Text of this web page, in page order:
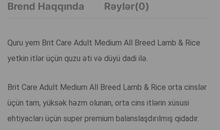
Brend Haqqında
Rəylər(0)
Quru yem Brit Care Adult Medium All Breed Lamb & Rice
yetkin itlər üçün quzu əti və düyü dadi ilə.
Brit Care Adult Medium All Breed Lamb & Rice orta cinslər
üçün tam, yüksək həzm olunan, orta cins itlərin xüsusi
ehtiyacları üçün super premium balanslaşdırılmış qidadır.